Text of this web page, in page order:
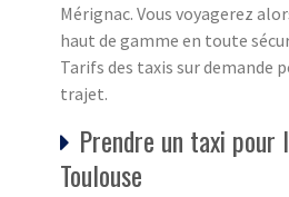
Mérignac. Vous voyagerez
haut de gamme en toute
Tarifs des taxis sur demande
trajet.
Prendre un taxi pour
Toulouse